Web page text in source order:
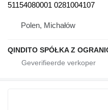
51154080001 0281004107
Polen, Michałów